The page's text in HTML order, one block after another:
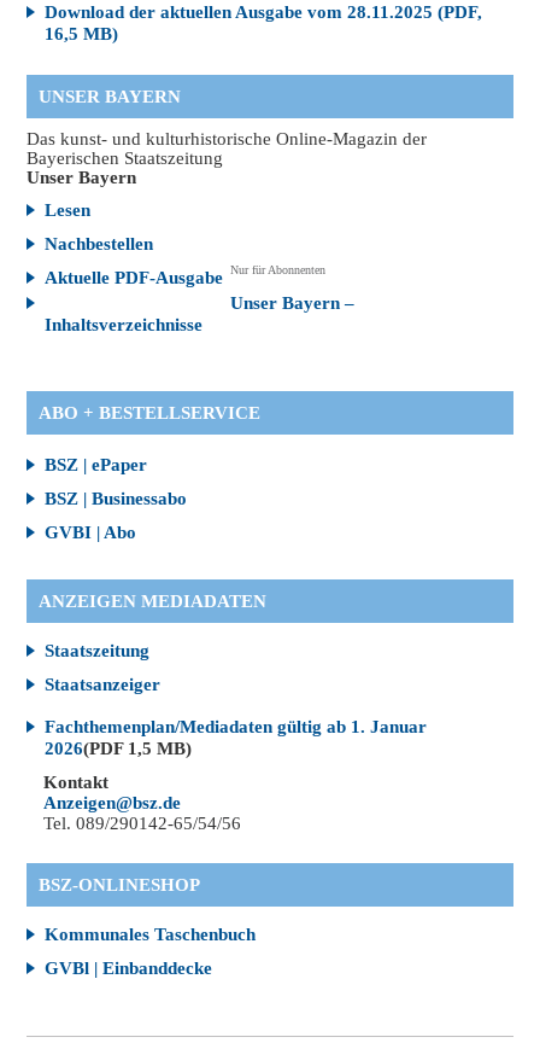
Download der aktuellen Ausgabe vom 28.11.2025 (PDF,
16,5 MB)
UNSER BAYERN
Das kunst- und kulturhistorische Online-Magazin der
Bayerischen Staatszeitung
Unser Bayern
Lesen
Nachbestellen
Aktuelle PDF-Ausgabe Nur für Abonnenten
Unser Bayern –
Inhaltsverzeichnisse
ABO + BESTELLSERVICE
BSZ | ePaper
BSZ | Businessabo
GVBI | Abo
ANZEIGEN MEDIADATEN
Staatszeitung
Staatsanzeiger
Fachthemenplan/Mediadaten gültig ab 1. Januar
2026(PDF 1,5 MB)
Kontakt
Anzeigen@bsz.de
Tel. 089/290142-65/54/56
BSZ-ONLINESHOP
Kommunales Taschenbuch
GVBl | Einbanddecke